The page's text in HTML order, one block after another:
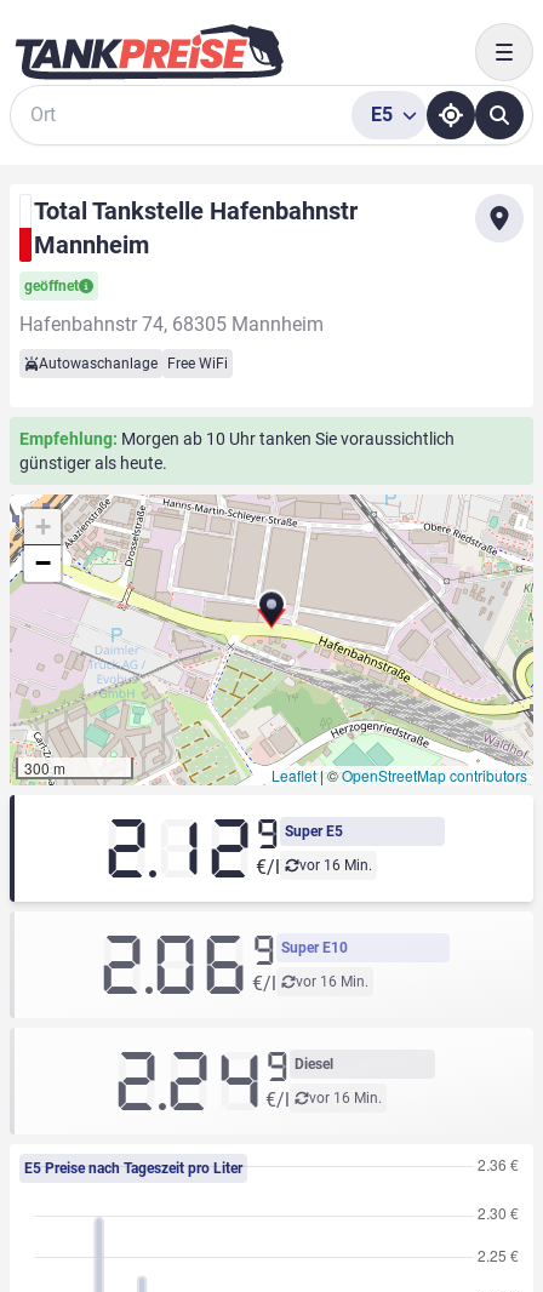
Suche
E5
Total Tankstelle Hafenbahnstr
Mannheim
geöffnet
Hafenbahnstr 74, 68305 Mannheim
Autowaschanlage Free WiFi
Empfehlung: Morgen ab 10 Uhr tanken Sie voraussichtlich
günstiger als heute.
+
−
300 m Leaflet|©OpenStreetMap contributors
Super E5
vor 16 Min.
2.129
€/l
Super E10
vor 16 Min.
2.06 9
€/l
Diesel
vor 16 Min.
2.249
€/l
E5 Preise nach Tageszeit pro Liter